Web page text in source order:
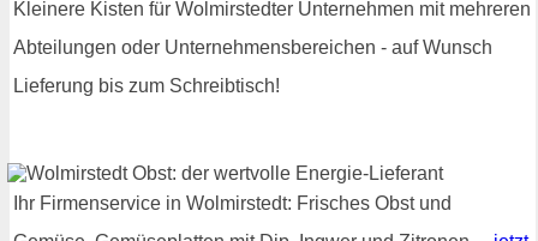
Kleinere Kisten für Wolmirstedter Unternehmen mit mehreren
Abteilungen oder Unternehmensbereichen - auf Wunsch
Lieferung bis zum Schreibtisch!
Ihr Firmenservice in Wolmirstedt: Frisches Obst und